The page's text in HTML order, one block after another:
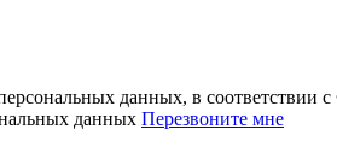
данных, в
данных Перезвоните мне